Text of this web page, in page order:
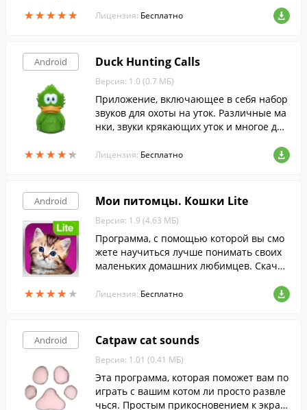
★★★★★
★★★★★
ловия для содержания и многое другое.
Лицензия: Бесплатно
Android
★★★★★
★★★★★
Duck Hunting Calls
Версия: 1.0 (0.7 МБ)
Приложение, включающее в себя набор
звуков для охоты на уток. Различные ма
нки, звуки крякающих уток и многое дру
м устройстве.
Лицензия: Бесплатно
Android
★★★★ ★
★★★★ ★
Мои питомцы. Кошки Lite
Версия: 1.9 (4.63 МБ)
Программа, с помощью которой вы смо
жете научиться лучше понимать своих
маленьких домашних любимцев. Скачай
Лицензия: Бесплатно
Android Catpaw cat sounds
Версия: 1.01 (0.41 МБ)
Эта программа, которая поможет вам по
играть с вашим котом ли просто развле
чься. Простым прикосновением к экран